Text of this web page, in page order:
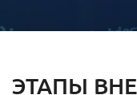
ЭТАПЫ